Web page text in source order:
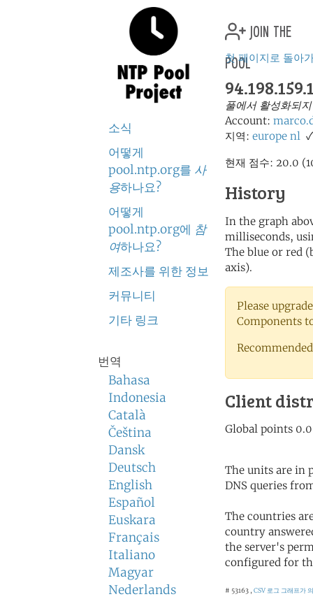
소식
어떻게
pool.ntp.org를 사
용하나요?
어떻게
pool.ntp.org에 참
여하나요?
제조사를 위한 정보
커뮤니티
기타 링크
번역
Bahasa
Indonesia
Català
Čeština
Dansk
Deutsch
English
Español
Euskara
Français
Italiano
Magyar
Nederlands
join the
pool
첫 페이지로 돌아
풀에서 활성화되
Account:
지역: europe nl ✓
현재 점수: 20.0
History
In the graph
milliseconds,
The blue or red
axis).
Please
Components
Client
The units are in
DNS queries
The countries
country
the server's
configured for
# 53163 , CSV 로그 그래프가